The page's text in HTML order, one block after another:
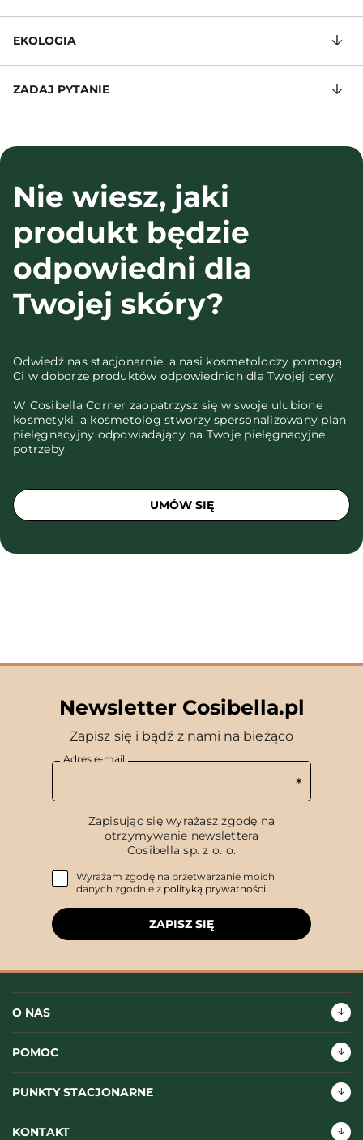
EKOLOGIA
ZADAJ PYTANIE
Nie wiesz, jaki
produkt będzie
odpowiedni dla
Twojej skóry?
Odwiedź nas stacjonarnie, a nasi kosmetolodzy pomogą
Ci w doborze produktów odpowiednich dla Twojej cery.
W Cosibella Corner zaopatrzysz się w swoje ulubione
kosmetyki, a kosmetolog stworzy spersonalizowany plan
pielęgnacyjny odpowiadający na Twoje pielęgnacyjne
potrzeby.
UMÓW SIĘ
Newsletter Cosibella.pl
Zapisz się i bądź z nami na bieżąco
Adres e-mail
Zapisując się wyrażasz zgodę na
otrzymywanie newslettera
Cosibella sp. z o. o.
Wyrażam zgodę na przetwarzanie moich
danych zgodnie z polityką prywatności.
ZAPISZ SIĘ
O NAS
POMOC
PUNKTY STACJONARNE
KONTAKT